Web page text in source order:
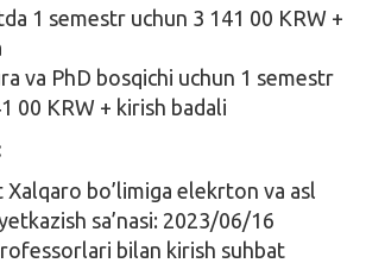
1 semestr uchun 3 141 00 KRW +
va PhD bosqichi uchun 1 semestr
00 KRW + kirish badali
bo’limiga elekrton va asl
sa’nasi: 2023/06/16
bilan kirish suhbat